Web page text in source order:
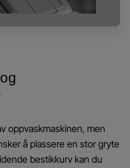
oppvaskmaskinen, men
å plassere en stor gryte
bestikkurv kan du